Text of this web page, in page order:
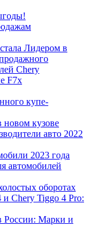
Лидером в
Chery
F7x
купе-
новом кузове
авто 2022
2023 года
автомобилей
оборотах
Chery Tiggo 4 Pro:
России: Марки и